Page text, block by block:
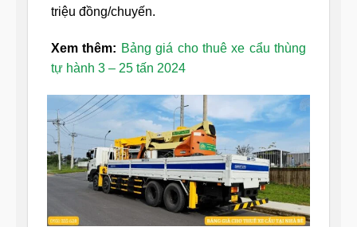
triệu đồng/chuyến.
Xem thêm: Bảng giá cho thuê xe cẩu thùng
tự hành 3 – 25 tấn 2024